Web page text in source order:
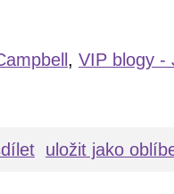
, VIP blogy -
uložit jako